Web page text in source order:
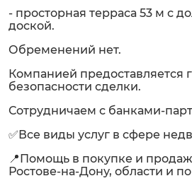
- просторная терраса 53 м с
доской.
Обременений нет.
Компанией предоставляется
безопасности сделки.
Сотрудничаем с банками-
✅Все виды услуг в сфере
📍Помощь в покупке и
Ростове-на-Дону, области и